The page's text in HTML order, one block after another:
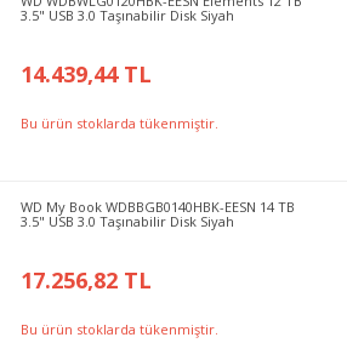
3.5" USB 3.0 Taşınabilir Disk Siyah
14.439,44 TL
Bu ürün stoklarda tükenmiştir.
WD My Book WDBBGB0140HBK-EESN 14 TB
3.5" USB 3.0 Taşınabilir Disk Siyah
17.256,82 TL
Bu ürün stoklarda tükenmiştir.